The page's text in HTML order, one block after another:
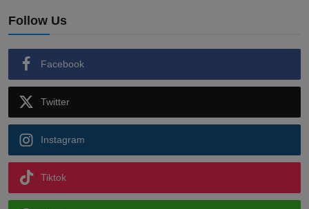
Follow Us
Facebook
Twitter
Instagram
Tiktok